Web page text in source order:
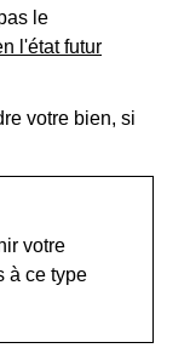
le
l'état futur
votre bien, si
votre
à ce type